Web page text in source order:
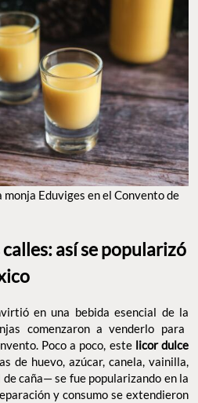
Eduviges en el Convento de
así se popularizó
en una bebida esencial de la
comenzaron a venderlo para
Poco a poco, este licor dulce
de huevo, azúcar, canela, vainilla,
caña— se fue popularizando en la
y consumo se extendieron